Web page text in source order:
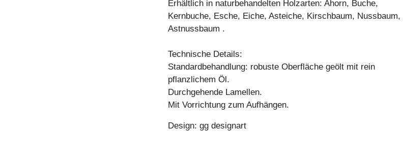
Erhältlich in naturbehandelten Holzarten: Ahorn, Buche,
Kernbuche, Esche, Eiche, Asteiche, Kirschbaum, Nussbaum,
Astnussbaum .
Technische Details:
Standardbehandlung: robuste Oberfläche geölt mit rein
pflanzlichem Öl.
Durchgehende Lamellen.
Mit Vorrichtung zum Aufhängen.
Design: gg designart